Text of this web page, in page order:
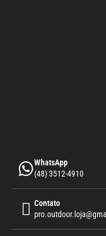
WhatsApp
(48) 3512-4910
Contato